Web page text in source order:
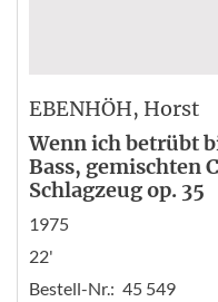
EBENHÖH, Horst
Wenn ich betrübt
Bass, gemischten
Schlagzeug op. 35
1975
22'
Bestell-Nr.: 45 549